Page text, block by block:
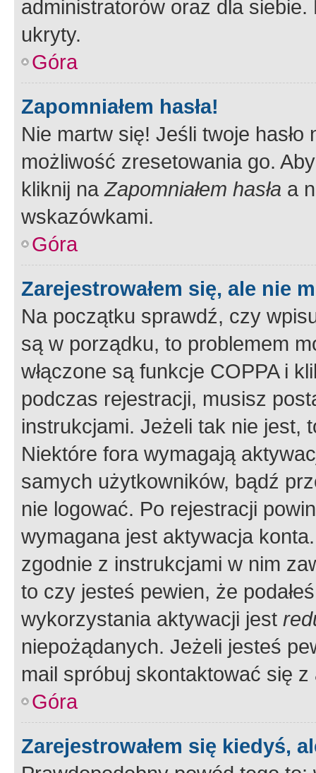
administratorów oraz dla
ukryty.
Góra
Zapomniałem hasła!
Nie martw się! Jeśli twoje
możliwość zresetowania go.
kliknij naZapomniałem hasła a
wskazówkami.
Góra
Zarejestrowałem się, ale nie
Na początku sprawdź, czy
są w porządku, to problemem
włączone są funkcje COPPA i
podczas rejestracji, musisz
instrukcjami. Jeżeli tak nie jest,
Niektóre fora wymagają
samych użytkowników, bądź
nie logować. Po rejestracji
wymagana jest aktywacja
zgodnie z instrukcjami w nim
to czy jesteś pewien, że
wykorzystania aktywacji jest
niepożądanych. Jeżeli jesteś
mail spróbuj skontaktować się
Góra
Zarejestrowałem się kiedyś,